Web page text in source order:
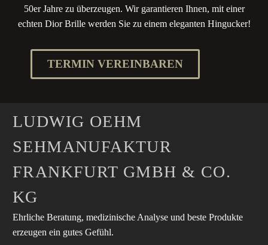
50er Jahre zu überzeugen. Wir garantieren Ihnen, mit einer
echten Dior Brille werden Sie zu einem eleganten Hingucker!
TERMIN VEREINBAREN
LUDWIG OEHM
SEHMANUFAKTUR
FRANKFURT GMBH & CO.
KG
Ehrliche Beratung, medizinische Analyse und beste Produkte
erzeugen ein gutes Gefühl.